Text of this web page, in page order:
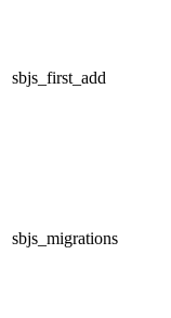
sbjs_first_add
sbjs_migrations